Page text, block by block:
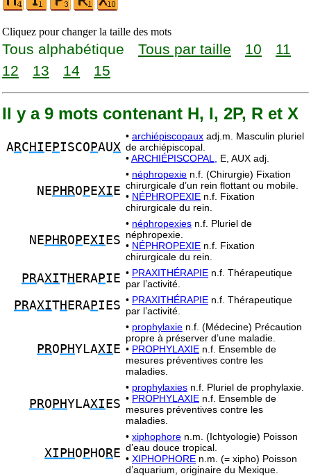
Cliquez pour changer la taille des mots
Tous alphabétique Tous par taille 10
11
12
13 14 15
Il y a 9 mots contenant H, I, 2P, R et X
ARC HI E PISCO PAUX
• archiépiscopaux adj.m. Masculin pluriel
de archiépiscopal.
•ARCHIÉPISCOPAL, E, AUX adj.
NE PHRO P EXI E
• néphropexie n.f. (Chirurgie) Fixation
chirurgicale d’un rein flottant ou mobile.
• NÉPHROPEXIE n.f. Fixation
chirurgicale du rein.
NE PHRO P EXI ES
• néphropexies n.f. Pluriel de
néphropexie.
• NÉPHROPEXIE n.f. Fixation
chirurgicale du rein.
PRAXITH ERAPIE • PRAXITHÉRAPIE n.f. Thérapeutique
par l’activité.
PRAXITH ERAPIES • PRAXITHÉRAPIE n.f. Thérapeutique
par l’activité.
PRO PHYLAXI E
• prophylaxie n.f. (Médecine) Précaution
propre à préserver d’une maladie.
• PROPHYLAXIE n.f. Ensemble de
mesures préventives contre les
maladies.
PRO PHYLAXI ES
• prophylaxies n.f. Pluriel de prophylaxie.
• PROPHYLAXIE n.f. Ensemble de
mesures préventives contre les
maladies.
XIPH O P HO RE
• xiphophore n.m. (Ichtyologie) Poisson
d’eau douce tropical.
• XIPHOPHORE n.m. (= xipho) Poisson
d’aquarium, originaire du Mexique.